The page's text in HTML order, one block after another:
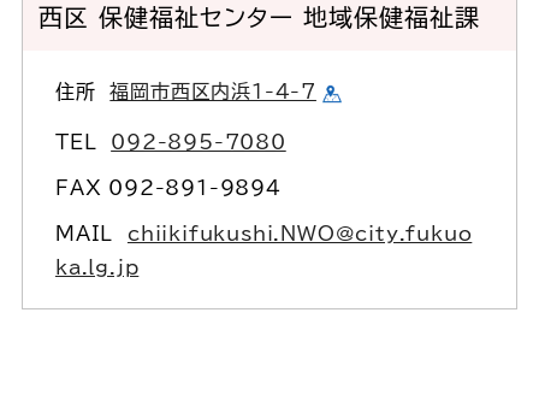
西区 保健福祉センター 地域保健福祉課
住所福岡市西区内浜1-4-7
TEL 092-895-7080
FAX 092-891-9894
MAIL chiikifukushi.NWO@city.fukuo
ka.lg.jp